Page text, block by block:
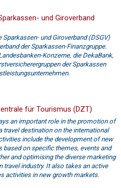
und Giroverband
Sparkassen- und Giroverband (DSGV)
der Sparkassen-Finanzgruppe.
Konzerne, die DekaBank,
der Sparkassen
für Tourismus (DZT)
an important role in the promotion of
travel destination on the international
include the development of new
on specific themes, events and
and optimising the diverse marketing
travel industry. It also takes an active
activities in new growth markets.